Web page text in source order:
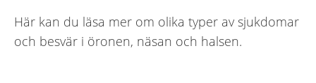
Här kan du läsa mer om olika typer av sjukdomar
och besvär i öronen, näsan och halsen.